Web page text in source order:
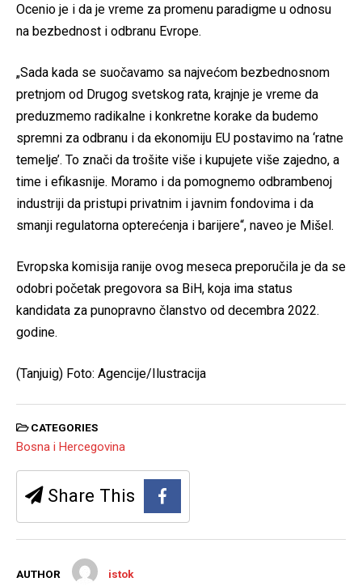
Ocenio je i da je vreme za promenu paradigme u odnosu
na bezbednost i odbranu Evrope.
„Sada kada se suočavamo sa najvećom bezbednosnom
pretnjom od Drugog svetskog rata, krajnje je vreme da
preduzmemo radikalne i konkretne korake da budemo
spremni za odbranu i da ekonomiju EU postavimo na ‘ratne
temelje’. To znači da trošite više i kupujete više zajedno, a
time i efikasnije. Moramo i da pomognemo odbrambenoj
industriji da pristupi privatnim i javnim fondovima i da
smanji regulatorna opterećenja i barijere“, naveo je Mišel.
Evropska komisija ranije ovog meseca preporučila je da se
odobri početak pregovora sa BiH, koja ima status
kandidata za punopravno članstvo od decembra 2022.
godine.
(Tanjuig) Foto: Agencije/Ilustracija
CATEGORIES
Bosna i Hercegovina
Share This
AUTHOR istok